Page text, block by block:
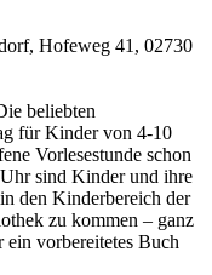
Hofeweg 41, 02730
beliebten
für Kinder von 4-10
Vorlesestunde schon
sind Kinder und ihre
den Kinderbereich der
zu kommen – ganz
vorbereitetes Buch